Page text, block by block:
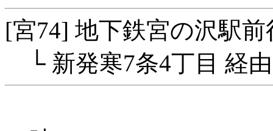
[宮74] 地下鉄宮の沢駅前
└ 新発寒7条4丁目 経由